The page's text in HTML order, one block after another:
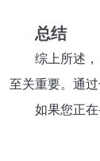
总结
综上所述，
至关重要。通
如果您正